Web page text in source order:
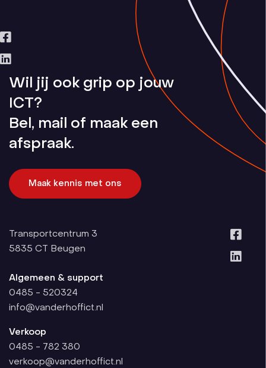
Wil jij ook grip op jouw
ICT?
Bel, mail of maak een
afspraak.
Maak kennis met ons
Transportcentrum 3
5835 CT
Beugen
Algemeen & support
0485 - 520324
info@vanderhoffict.nl
Verkoop
0485 - 782 380
verkoop@vanderhoffict.nl